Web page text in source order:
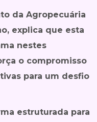
da Agropecuária
explica que esta
nestes
o compromisso
para um desfio
estruturada para